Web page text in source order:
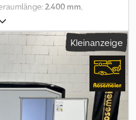
2.400 mm
Seilwinde, Hersteller:
2 silber Zul. Ges. Gewicht: 750
kg Kastenmaß: 2400 x 1740
Transport von zwei Motorrädern
- Hochkant
Stellfläche 240 x 90 cm) -
- 2 x Motorradwippe,
Kleinanzeige